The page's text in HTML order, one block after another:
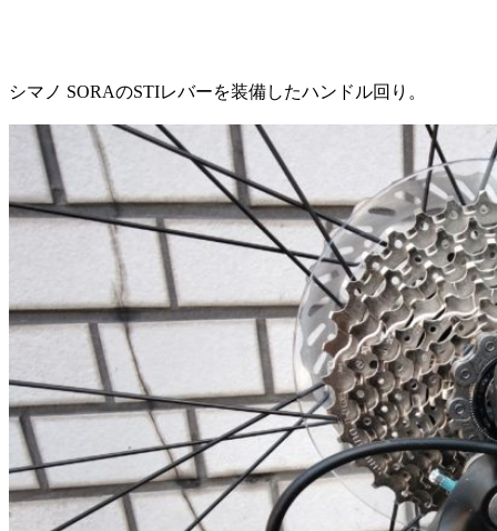
シマノ SORAのSTIレバーを装備したハンドル回り。